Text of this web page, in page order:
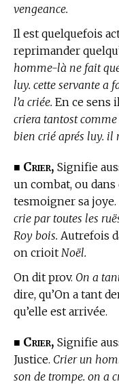
vengeance.
Il est quelquefois
reprimander
homme-là ne fait
luy. cette servante a
l’a criée. En ce sens
criera tantost
bien crié aprés luy. il
■ Crier, Signifie
un combat, ou
tesmoigner sa joye.
crie par toutes les
Roy bois. Autrefois
on crioit Noël.
On dit prov. On a
dire, qu’On a tant
qu’elle est arrivée.
■ Crier, Signifie
Justice. Crier un
son de trompe. on a